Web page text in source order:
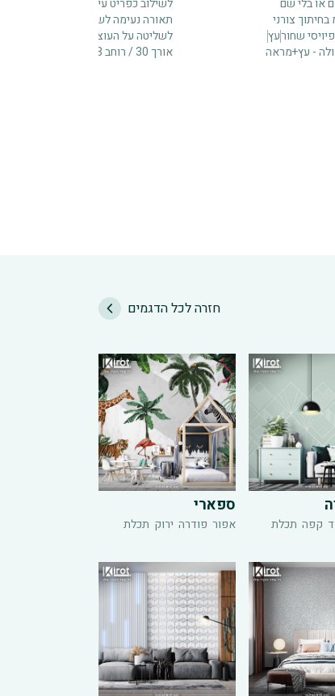
לשילוב כפריט עיצובי בחדרי ילדים עם
תאורה נעימה לשינה מתוקה (כולל
לשליטה על העוצמה)
אורך 30 / רוחב 23 / גובה 20 סמ
או בלי שם
פיויסי שחורעץ
- עץ+מראה
חזרה לכל הדגמים
קפה תכלת
ספארי
אפור פודרה ירוק תכלת